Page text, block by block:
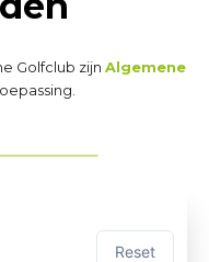
Golfclub zijn Algemene
Reset